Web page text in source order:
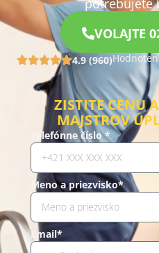
potrebujete
VOLAJTE
4.9 (960)
ZISTITE CENU
MAJSTROV
Telefónne číslo *
Meno a priezvisko*
Email*